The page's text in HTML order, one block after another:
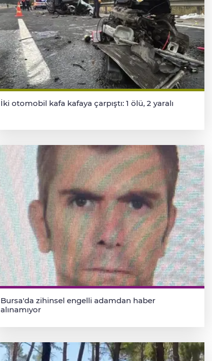
İki otomobil kafa kafaya çarpıştı: 1 ölü, 2 yaralı
Bursa'da zihinsel engelli adamdan haber
alınamıyor